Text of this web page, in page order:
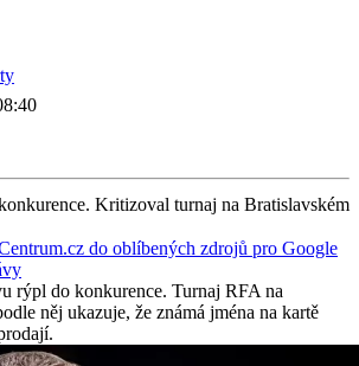
Kritizoval turnaj na Bratislavském
do oblíbených zdrojů pro Google
rýpl do konkurence. Turnaj RFA na
něj ukazuje, že známá jména na kartě